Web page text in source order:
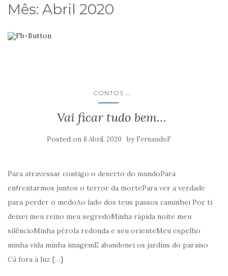
Mês: Abril 2020
CONTOS ...
Vai ficar tudo bem…
Posted on 8 Abril, 2020 by FernandoF
Para atravessar contigo o deserto do mundoPara
enfrentarmos juntos o terror da mortePara ver a verdade
para perder o medoAo lado dos teus passos caminhei Por ti
deixei meu reino meu segredoMinha rápida noite meu
silêncioMinha pérola redonda e seu orienteMeu espelho
minha vida minha imagemE abandonei os jardins do paraíso
Cá fora à luz […]